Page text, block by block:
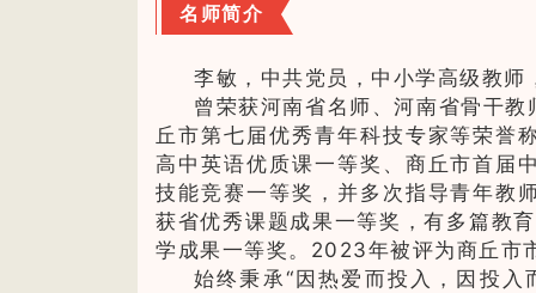
名师简介
李敏，中共党员，中小学高级教
曾荣获河南省名师、河南省骨干
丘市第七届优秀青年科技专家等荣誉
高中英语优质课一等奖、商丘市首届
技能竞赛一等奖，并多次指导青年教
获省优秀课题成果一等奖，有多篇教
学成果一等奖。2023年被评为商丘市
始终秉承“因热爱而投入，因投